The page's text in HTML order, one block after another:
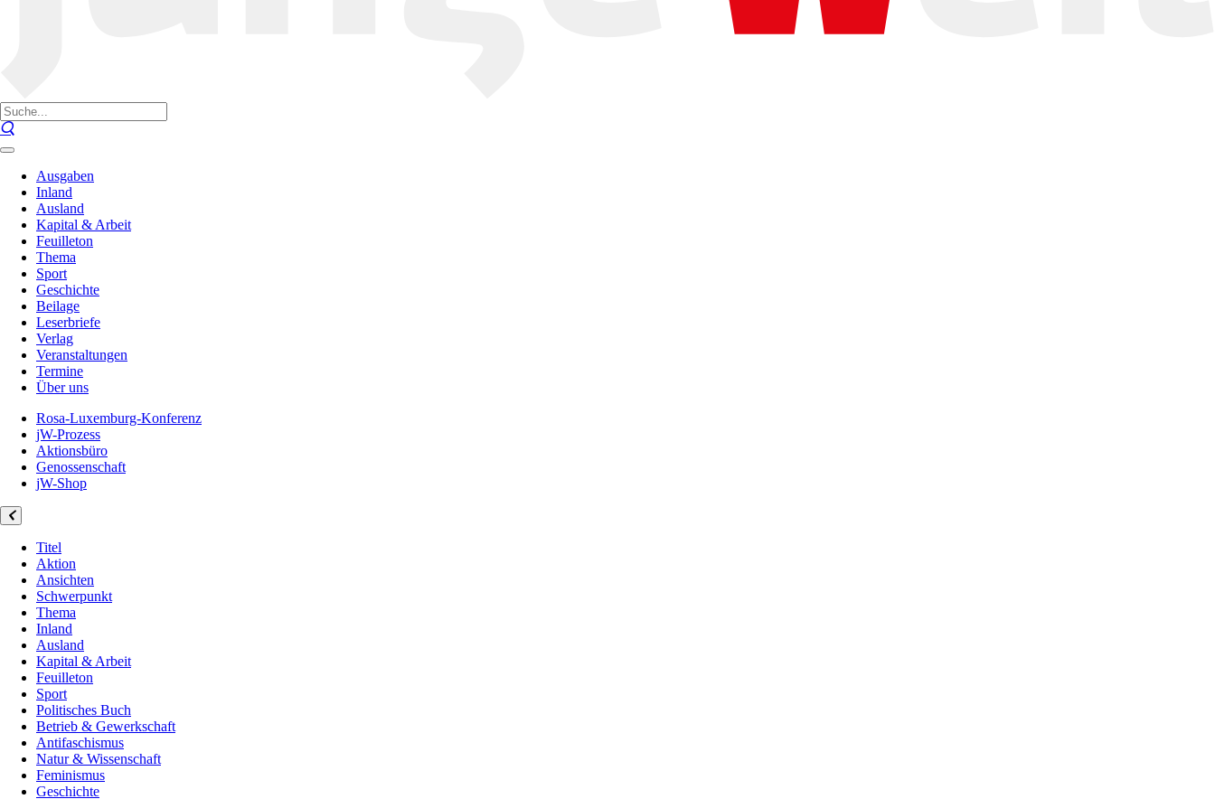
Ausgaben
Inland
Ausland
Kapital & Arbeit
Feuilleton
Thema
Sport
Geschichte
Beilage
Leserbriefe
Verlag
Veranstaltungen
Termine
Über uns
Rosa-Luxemburg-Konferenz
jW-Prozess
Aktionsbüro
Genossenschaft
jW-Shop
Titel
Aktion
Ansichten
Schwerpunkt
Thema
Inland
Ausland
Kapital & Arbeit
Feuilleton
Sport
Politisches Buch
Betrieb & Gewerkschaft
Antifaschismus
Natur & Wissenschaft
Feminismus
Geschichte